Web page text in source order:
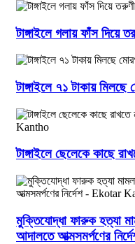
টাঙ্গাইলে গলায় ফাঁস দিয়ে
টাঙ্গাইলে ৭১ টাকায়
টাঙ্গাইলে ছেলেকে কাছে
মুক্তিযোদ্ধা ফারুক হত্যা
আদালতে আত্মসমর্পণের